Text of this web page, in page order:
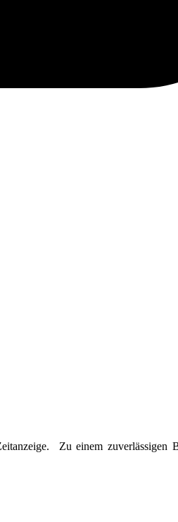
Zu einem zuverlässigen